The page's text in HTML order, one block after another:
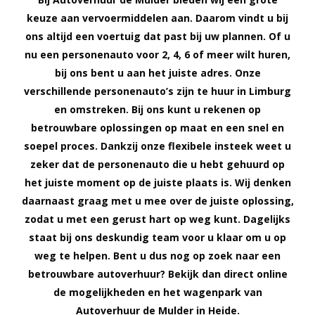
keuze aan vervoermiddelen aan. Daarom vindt u bij
ons altijd een voertuig dat past bij uw plannen. Of u
nu een personenauto voor 2, 4, 6 of meer wilt huren,
bij ons bent u aan het juiste adres. Onze
verschillende personenauto’s zijn te huur in Limburg
en omstreken. Bij ons kunt u rekenen op
betrouwbare oplossingen op maat en een snel en
soepel proces. Dankzij onze flexibele insteek weet u
zeker dat de personenauto die u hebt gehuurd op
het juiste moment op de juiste plaats is. Wij denken
daarnaast graag met u mee over de juiste oplossing,
zodat u met een gerust hart op weg kunt. Dagelijks
staat bij ons deskundig team voor u klaar om u op
weg te helpen. Bent u dus nog op zoek naar een
betrouwbare autoverhuur? Bekijk dan direct online
de mogelijkheden en het wagenpark van
Autoverhuur de Mulder in Heide.